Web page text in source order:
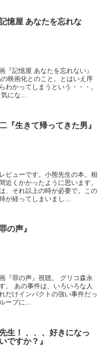
憶屋 あなたを忘れな
『記憶屋 あなたを忘れない』
映画化とのこと。とはいえ序
わかってしまうという・・・。
にな...
『生きて帰ってきた男』
ビューです。小熊先生の本。相
近くかかったように思います。
、それ以上の時が必要で。この
が経ってしまいまし...
の声』
『罪の声』視聴。 グリコ森永
。 あの事件は、いろいろな人
だけインパクトの強い事件だっ
ープに...
生！ 、、、好きになっ
ですか？』